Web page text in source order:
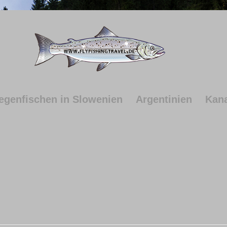
in Slowenien Argentinien